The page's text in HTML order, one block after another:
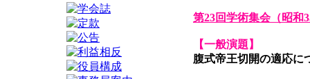
第23回学術集会（昭和
【一般演題】
腹式帝王切開の適応に